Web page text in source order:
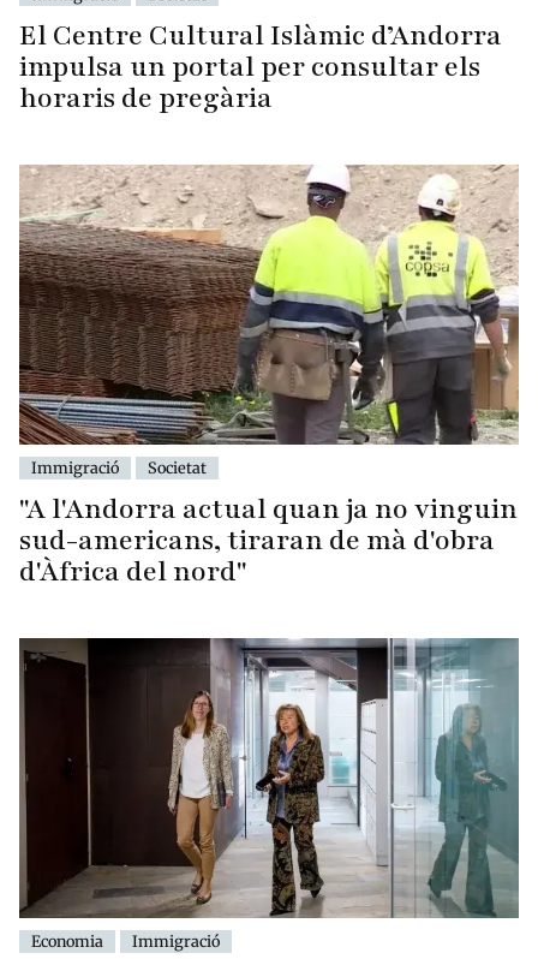
El Centre Cultural Islàmic d’Andorra
impulsa un portal per consultar els
horaris de pregària
Immigració Societat
"A l'Andorra actual quan ja no vinguin
sud-americans, tiraran de mà d'obra
d'Àfrica del nord"
Economia Immigració